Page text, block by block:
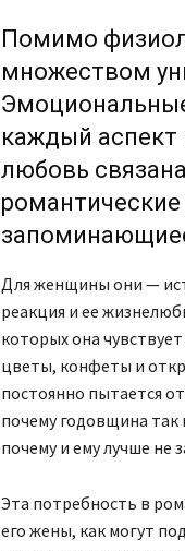
Помимо
множеством
каждый
любовь
Для женщины они —
реакция и ее
которых она
цветы, конфеты и
постоянно пытается
почему годовщина так
почему и ему лучше не
Эта потребность в
его жены, как могут